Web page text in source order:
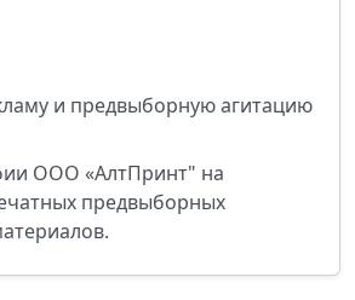
и предвыборную агитацию
ООО «АлтПринт" на
предвыборных